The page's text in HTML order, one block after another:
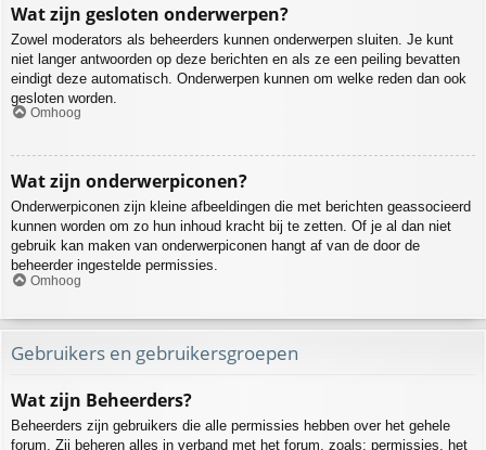
Wat zijn gesloten onderwerpen?
Zowel moderators als beheerders kunnen onderwerpen sluiten. Je kunt
niet langer antwoorden op deze berichten en als ze een peiling bevatten
eindigt deze automatisch. Onderwerpen kunnen om welke reden dan ook
gesloten worden.
Omhoog
Wat zijn onderwerpiconen?
Onderwerpiconen zijn kleine afbeeldingen die met berichten geassocieerd
kunnen worden om zo hun inhoud kracht bij te zetten. Of je al dan niet
gebruik kan maken van onderwerpiconen hangt af van de door de
beheerder ingestelde permissies.
Omhoog
Gebruikers en gebruikersgroepen
Wat zijn Beheerders?
Beheerders zijn gebruikers die alle permissies hebben over het gehele
forum. Zij beheren alles in verband met het forum, zoals: permissies, het